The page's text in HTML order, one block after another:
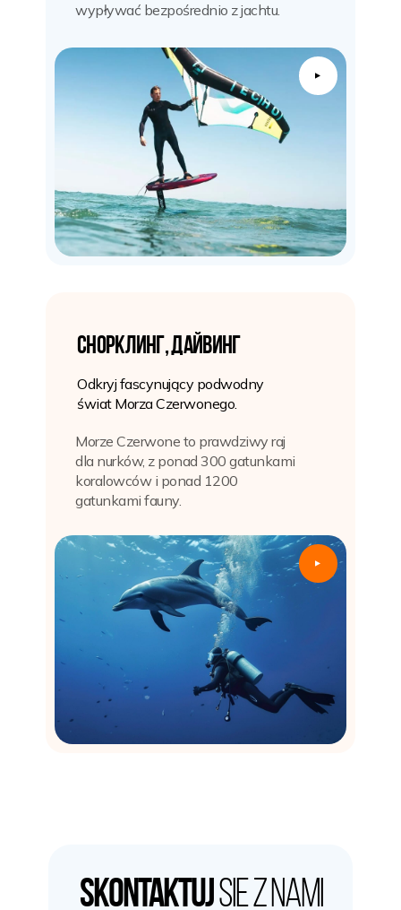
Снорклинг, дайвинг
Odkryj fascynujący podwodny
świat Morza Czerwonego.
▲
▲
Morze Czerwone to prawdziwy raj
dla nurków, z ponad 300 gatunkami
koralowców i ponad 1200
gatunkami fauny.
wypływać bezpośrednio z jachtu.
SkontaktujsiE z nami